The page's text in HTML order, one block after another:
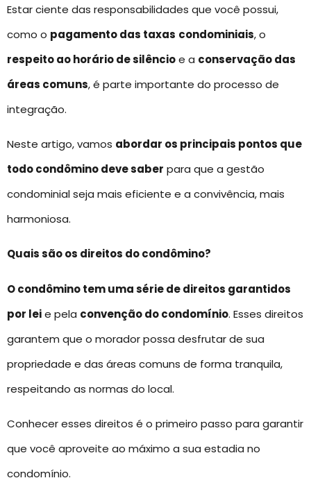
Estar ciente das responsabilidades que você possui,
como o pagamento das taxas condominiais, o
respeito ao horário de silêncioe a conservação das
áreas comuns, é parte importante do processo de
integração.
Neste artigo, vamos abordar os principais pontos que
todo condômino deve saber para que a gestão
condominial seja mais eficiente e a convivência, mais
harmoniosa.
Quais são os direitos do condômino?
O condômino tem uma série de direitos garantidos
por leie pela convenção do condomínio. Esses direitos
garantem que o morador possa desfrutar de sua
propriedade e das áreas comuns de forma tranquila,
respeitando as normas do local.
Conhecer esses direitos é o primeiro passo para garantir
que você aproveite ao máximo a sua estadia no
condomínio.